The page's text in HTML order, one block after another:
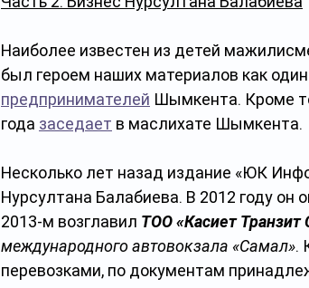
Наиболее известен из детей
был героем наших материалов как
предпринимателей Шымкента. Кроме
года заседает в маслихате Шымкента.
Несколько лет назад издание «ЮК
Нурсултана Балабиева. В 2012 году он
2013-м возглавил ТОО «Касиет Транзит
международного автовокзала «Самал».
перевозками, по документам